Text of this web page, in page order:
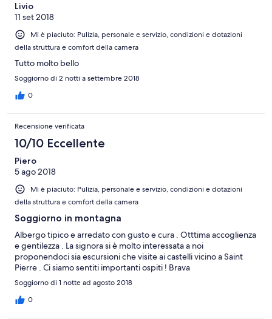
Livio
11 set 2018
Mi è piaciuto: Pulizia, personale e servizio, condizioni e dotazioni
della struttura e comfort della camera
Tutto molto bello
Soggiorno di 2 notti a settembre 2018
0
Recensione verificata
10/10 Eccellente
Piero
5 ago 2018
Mi è piaciuto: Pulizia, personale e servizio, condizioni e dotazioni
della struttura e comfort della camera
Soggiorno in montagna
Albergo tipico e arredato con gusto e cura . Otttima accoglienza
e gentilezza . La signora si è molto interessata a noi
proponendoci sia escursioni che visite ai castelli vicino a Saint
Pierre . Ci siamo sentiti importanti ospiti ! Brava
Soggiorno di 1 notte ad agosto 2018
0